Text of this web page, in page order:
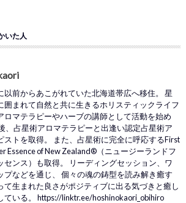
いた人
以前からあこがれていた北海道帯広へ移住。 星
囲まれて自然と共に生きるホリスティックライフ
ロマテラピーやハーブの講師として活動を始め
、占星術アロマテラピーと出逢い認定占星術ア
ストを取得。 また、占星術に完全に呼応するFirst
Essence of New Zealand®（ニュージーランドフ
センス）も取得。 リーディングセッション、ワ
プなどを通じ、 個々の魂の鋳型を読み解き癒す
て生まれた良さがポジティブに出る気づきと癒し
ている。 https://linktr.ee/hoshinokaori_obihiro